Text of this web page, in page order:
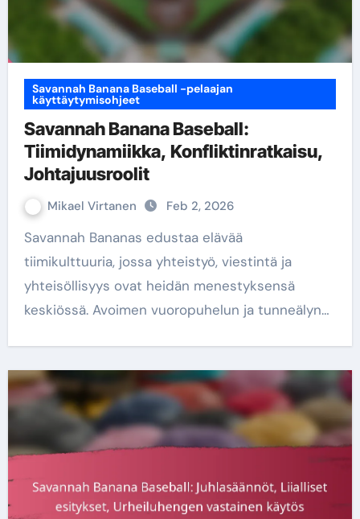
Savannah Banana Baseball -pelaajan
käyttäytymisohjeet
Savannah Banana Baseball:
Tiimidynamiikka, Konfliktinratkaisu,
Johtajuusroolit
Mikael Virtanen Feb 2, 2026
Savannah Bananas edustaa elävää
tiimikulttuuria, jossa yhteistyö, viestintä ja
yhteisöllisyys ovat heidän menestyksensä
keskiössä. Avoimen vuoropuhelun ja tunneälyn…